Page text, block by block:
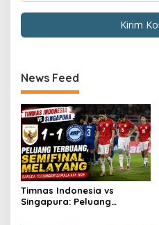
News Feed
Timnas Indonesia vs
Singapura: Peluang